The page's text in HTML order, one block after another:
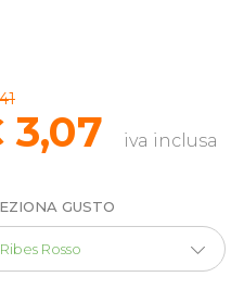
3,07 iva inclusa
GUSTO
Ribes Rosso